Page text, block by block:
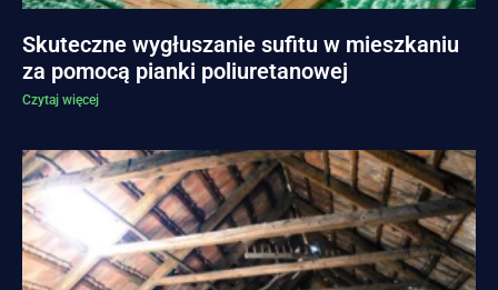
Skuteczne wygłuszanie sufitu w mieszkaniu
za pomocą pianki poliuretanowej
Czytaj więcej